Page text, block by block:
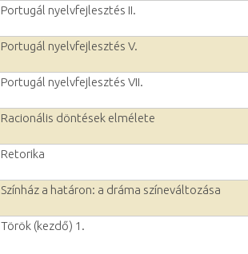
Portugál nyelvfejlesztés II.
Portugál nyelvfejlesztés V.
Portugál nyelvfejlesztés VII.
Racionális döntések elmélete
Retorika
Színház a határon: a dráma színeváltozása
Török (kezdő) 1.